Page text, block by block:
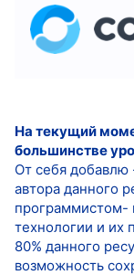
На текущий
большинстве
От себя
автора данного
программистом-
технологии и их
80% данного
возможность